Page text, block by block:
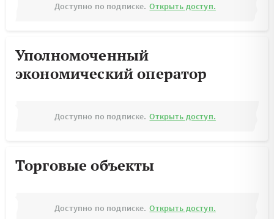
Доступно по подписке. Открыть доступ.
Уполномоченный
экономический оператор
Доступно по подписке. Открыть доступ.
Торговые объекты
Доступно по подписке. Открыть доступ.